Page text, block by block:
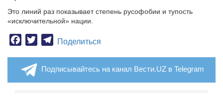
Это линий раз показывает степень русофобии и тупость
«исключительной» нации.
Facebook
TwitterTelegram
Поделиться
Подписывайтесь на канал Вести.UZ в Telegram